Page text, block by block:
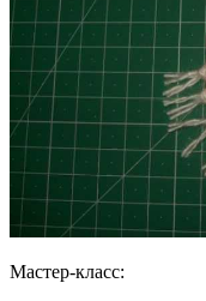
Мастер-класс: